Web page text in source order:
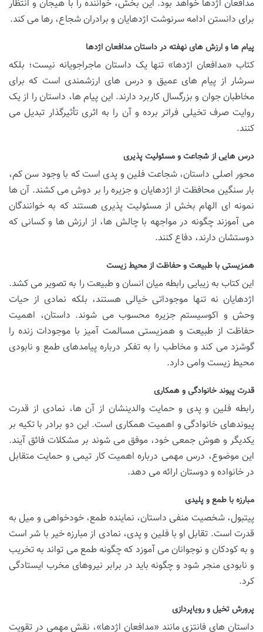
مدافعان اژدها خواهد بود. این بخش، خواننده را با هیجان و انتظار
برای دانستن ادامه سرنوشت اژدهایان و برادران شجاع، رها می کند.
پیام ها و ارزش های نهفته در داستان مدافعان اژدها
کتاب «مدافعان اژدها» تنها یک داستان ماجراجویانه نیست؛ بلکه
سرشار از پیام های عمیق و درس های ارزشمندی است که برای
مخاطبان جوان و بزرگسال کاربرد دارند. این پیام ها، داستان را از یک
روایت صرف تخیلی فراتر برده و آن را به اثری تأثیرگذار تبدیل می
کنند.
درس هایی از شجاعت و مسئولیت پذیری
محور اصلی داستان، شجاعت فلین و پدی است که با وجود سن کم،
بار سنگین محافظت از اژدهایان و جزیره را بر دوش می کشند. آن ها
نمونه ای الهام بخش از مسئولیت پذیری هستند که به خوانندگان
می آموزند چگونه در مواجهه با چالش ها، از ارزش ها و کسانی که
دوستشان دارند، دفاع کنند.
همزیستی با طبیعت و حفاظت از محیط زیست
این کتاب به زیبایی رابطه میان انسان و طبیعت را به تصویر می کشد.
اژدهایان نه تنها موجوداتی خیالی هستند، بلکه نمادی از حیات
وحش و اکوسیستم جزیره محسوب می شوند. داستان، اهمیت
حفاظت از طبیعت و همزیستی مسالمت آمیز با موجودات زنده را
گوشزد می کند و مخاطب را به تفکر درباره پیامدهای طمع و نابودی
محیط زیست وامی دارد.
قدرت پیوند خانوادگی و همکاری
رابطه فلین و پدی و حمایت والدینشان از آن ها، نمادی از قدرت
پیوندهای خانوادگی و اهمیت همکاری است. این دو برادر با تکیه بر
یکدیگر و هوش جمعی خود، موفق می شوند بر مشکلات فائق آیند.
این موضوع، درس مهمی درباره اهمیت کار تیمی و حمایت متقابل
در خانواده و دوستان ارائه می دهد.
مبارزه با طمع و پلیدی
پیتبول، شخصیت منفی داستان، نماینده طمع، خودخواهی و میل به
قدرت است. تقابل او با فلین و پدی، نمادی از مبارزه خیر با شر است
و به کودکان و نوجوانان می آموزد که چگونه طمع می تواند به تخریب
و نابودی منجر شود و چگونه باید در برابر نیروهای مخرب ایستادگی
کرد.
پرورش تخیل و رویاپردازی
داستان های فانتزی مانند «مدافعان اژدها»، نقش مهمی در تقویت